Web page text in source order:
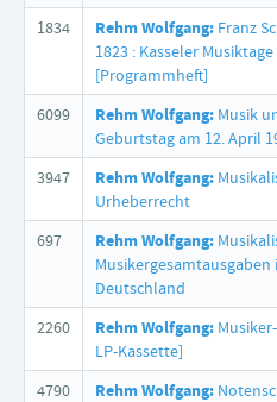
1834
Rehm Wolfgang: Franz
1823 : Kasseler
[Programmheft]
6099
Rehm Wolfgang: Musik
Geburtstag am 12. April
3947
Rehm Wolfgang:
Urheberrecht
697
Rehm Wolfgang:
Deutschland
2260
Rehm Wolfgang:
LP-Kassette]
4790
Rehm Wolfgang: